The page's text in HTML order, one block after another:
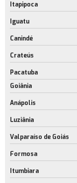
Itapipoca
Iguatu
Canindé
Crateús
Pacatuba
Goiânia
Anápolis
Luziânia
Valparaíso de Goiás
Formosa
Itumbiara